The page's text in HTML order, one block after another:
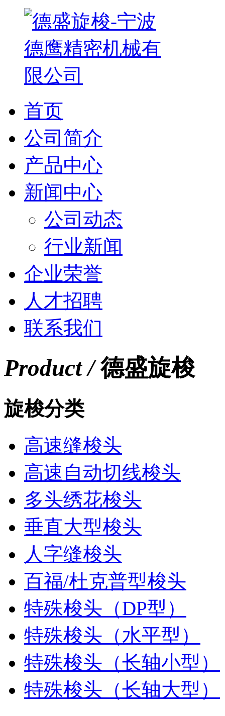
首页
公司简介
产品中心
新闻中心
公司动态
行业新闻
企业荣誉
人才招聘
联系我们
Product /德盛旋梭
旋梭分类
高速缝梭头
高速自动切线梭头
多头绣花梭头
垂直大型梭头
人字缝梭头
百福/杜克普型梭头
特殊梭头（DP型）
特殊梭头（水平型）
特殊梭头（长轴小型）
特殊梭头（长轴大型）